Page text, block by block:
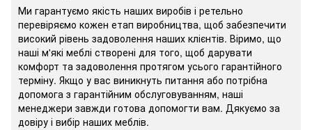
Ми гарантуємо якість наших виробів і ретельно
перевіряємо кожен етап виробництва, щоб забезпечити
високий рівень задоволення наших клієнтів. Віримо, що
наші м'які меблі створені для того, щоб дарувати
комфорт та задоволення протягом усього гарантійного
терміну. Якщо у вас виникнуть питання або потрібна
допомога з гарантійним обслуговуванням, наші
менеджери завжди готова допомогти вам. Дякуємо за
довіру і вибір наших меблів.